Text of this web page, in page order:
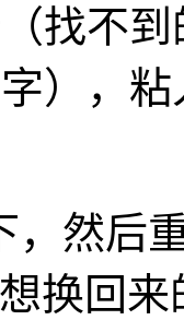
找不
），
，然后
换回